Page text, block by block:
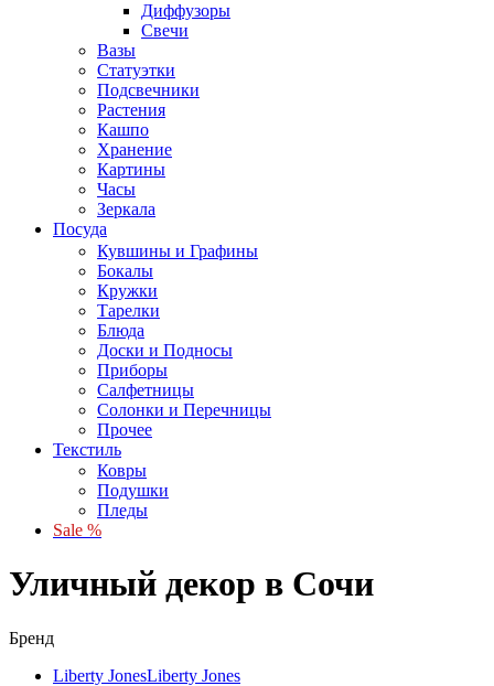
Диффузоры
Свечи
Вазы
Статуэтки
Подсвечники
Растения
Кашпо
Хранение
Картины
Часы
Зеркала
Посуда
Кувшины и Графины
Бокалы
Кружки
Тарелки
Блюда
Доски и Подносы
Приборы
Салфетницы
Солонки и Перечницы
Прочее
Текстиль
Ковры
Подушки
Пледы
Sale %
Уличный декор в Сочи
Бренд
Liberty JonesLiberty Jones